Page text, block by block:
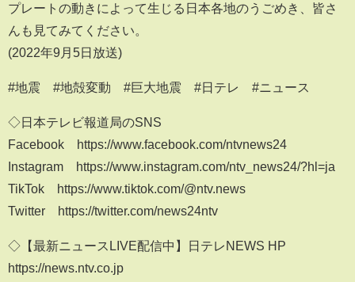
プレートの動きによって生じる日本各地のうごめき、皆さ
んも見てみてください。
(2022年9月5日放送)
#地震 #地殻変動 #巨大地震 #日テレ #ニュース
◇日本テレビ報道局のSNS
Facebook https://www.facebook.com/ntvnews24
Instagram https://www.instagram.com/ntv_news24/?hl=ja
TikTok https://www.tiktok.com/@ntv.news
Twitter https://twitter.com/news24ntv
◇【最新ニュースLIVE配信中】日テレNEWS HP
https://news.ntv.co.jp